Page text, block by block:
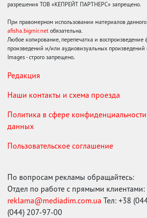
разрешения ТОВ «КЕПРЕЙТ ПАРТНЕРС» запрещено.
При правомерном использовании материалов данного
afisha.bigmir.net обязательна.
Любое копирование, перепечатка и воспроизведение
произведений и/или аудиовизуальных произведений
Images - строго запрещено.
Редакция
Наши контакты и схема проезда
Политика в сфере
данных
Пользовательское соглашение
По вопросам рекламы обращайтесь:
Отдел по работе с прямыми клиентами:
reklama@mediadim.com.ua Тел: +38
(044) 207-97-00